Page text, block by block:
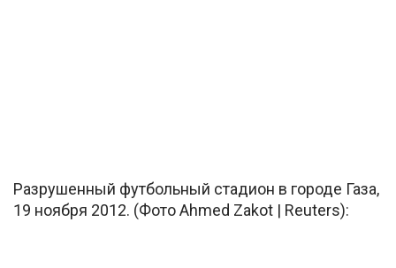
Разрушенный футбольный стадион в городе Газа,
19 ноября 2012. (Фото Ahmed Zakot | Reuters):